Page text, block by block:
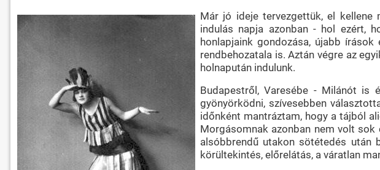
Már jó ideje tervezgettük, el kellene
indulás napja azonban - hol ezért,
honlapjaink gondozása, újabb
rendbehozatala is. Aztán végre az
holnapután indulunk.
Budapestről, Varesébe - Milánót is
gyönyörködni, szívesebben
időnként mantráztam, hogy a tájból
Morgásomnak azonban nem volt sok
alsóbbrendű utakon sötétedés után
körültekintés, előrelátás, a váratlan